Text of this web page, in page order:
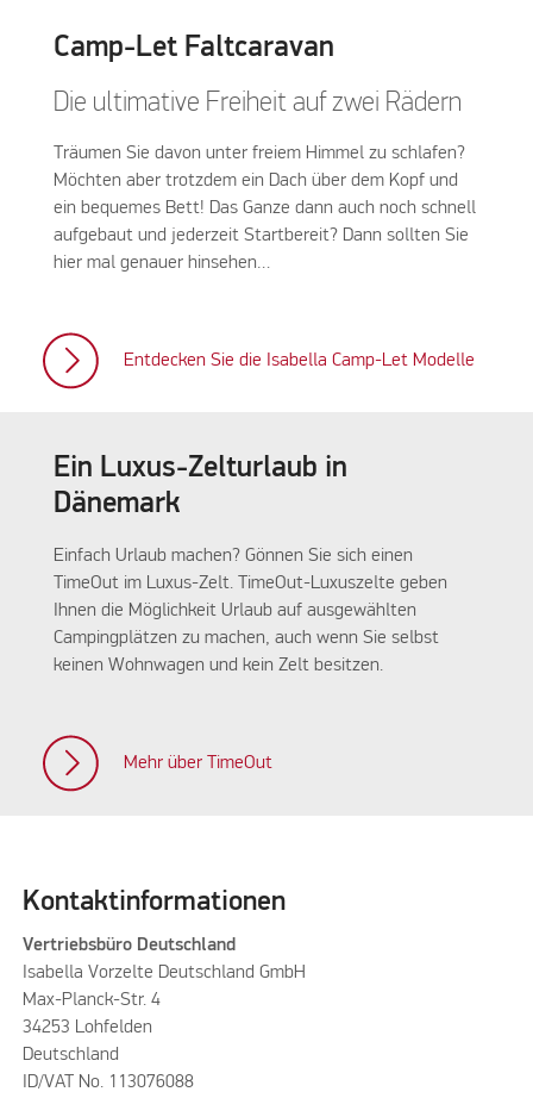
Camp-Let Faltcaravan
Die ultimative Freiheit auf zwei Rädern
Träumen Sie davon unter freiem Himmel zu schlafen?
Möchten aber trotzdem ein Dach über dem Kopf und
ein bequemes Bett! Das Ganze dann auch noch schnell
aufgebaut und jederzeit Startbereit? Dann sollten Sie
hier mal genauer hinsehen…
Entdecken Sie die Isabella Camp-Let Modelle
Ein Luxus-Zelturlaub in
Dänemark
Einfach Urlaub machen? Gönnen Sie sich einen
TimeOut im Luxus-Zelt. TimeOut-Luxuszelte geben
Ihnen die Möglichkeit Urlaub auf ausgewählten
Campingplätzen zu machen, auch wenn Sie selbst
keinen Wohnwagen und kein Zelt besitzen.
Mehr über TimeOut
Kontaktinformationen
Vertriebsbüro Deutschland
Isabella Vorzelte Deutschland GmbH
Max-Planck-Str. 4
34253 Lohfelden
Deutschland
ID/VAT No. 113076088